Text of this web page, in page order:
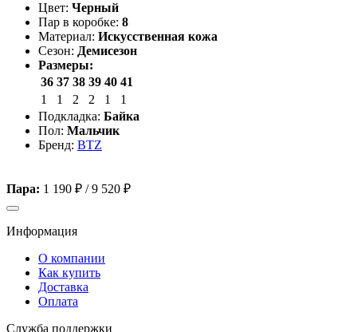
Цвет: Черный
Пар в коробке: 8
Материал: Искусственная кожа
Сезон: Демисезон
Размеры:
36 37 38 39 40 41
1
1 2 2 1
1
Подкладка: Байка
Пол: Мальчик
Бренд: BTZ
Пара: 1 190 ₽ /9 520 ₽
Информация
О компании
Как купить
Доставка
Оплата
Служба поддержки